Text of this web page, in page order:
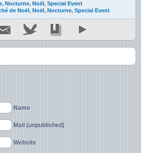
, Nocturne, Noël , Special Event
de Noël , Noël , Nocturne, Special Event
Name
Mail (unpublished)
Website